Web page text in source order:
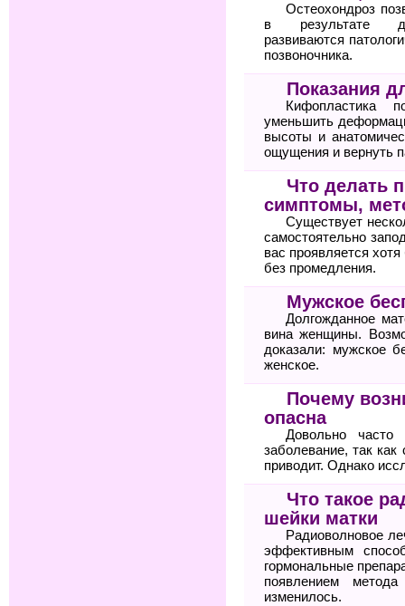
Остеохондроз
в результате
развиваются
позвоночника.
Показания
Кифопластика
уменьшить
высоты и
ощущения и вернуть
Что делать
симптомы,
Существует
самостоятельно
вас проявляется
без промедления.
Мужское
Долгожданное
вина женщины.
доказали: мужское
женское.
Почему
опасна
Довольно часто
заболевание, так
приводит. Однако
Что такое
шейки матки
Радиоволновое
эффективным
гормональные
появлением
изменилось.